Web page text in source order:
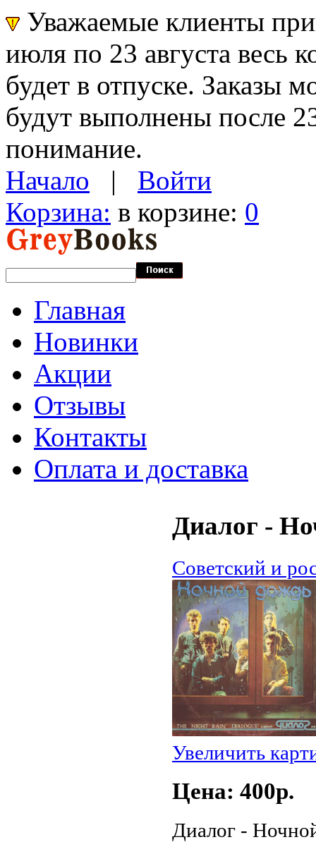
Уважаемые клиенты
июля по 23 августа весь
будет в отпуске. Заказы
будут выполнены после
понимание.
Начало | Войти
Корзина: в корзине: 0
Главная
Новинки
Акции
Отзывы
Контакты
Оплата и доставка
Диалог -
Советский и
Увеличить
Цена: 400p.
Диалог -